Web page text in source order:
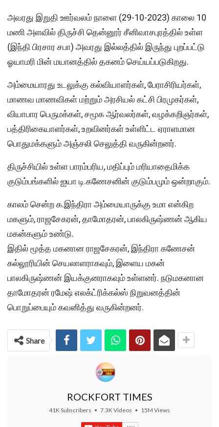
அவரது இறுதி ஊர்வலம் நாளை (29-10-2023) காலை 10
மணி அளவில் திருச்சி தென்னூர் சீனிவாசபுரத்தில் உள்ள
(இந்தி பிரசார சபா) அவரது இல்லத்தில் இருந்து புறப்பட்டு
ஓயாமரி மின் மயானத்தில் தகனம் செய்யப்படுகிறது.
அம்மையாரது உடலுக்கு கல்வியாளர்கள், பேராசிரியர்கள்,
மாணவ மாணவிகள் மற்றும் அரசியல் கட்சி பிரமுகர்கள்,
வியாபார பெருமக்கள், சமூக ஆர்வலர்கள், வழக்கறிஞர்கள்,
பத்திரிகையாளர்கள், உறவினர்கள் உள்ளிட்ட ஏராளமான
பொதுமக்களும் அஞ்சலி செலுத்தி வருகின்றனர்.
திருச்சியில் உள்ள பாரம்பரிய, மதிப்பும் மரியாதைமிக்க
குடும்பங்களில் ஐயா டி.கணேசனின் குடும்பமும் ஒன்றாகும்.
காலம் சென்ற க.இந்திரா அம்மையாருக்கு உமா என்கிற
மகளும், ராஜசேகரன், தாமோதரன், பாலகிருஷ்ணன் ஆகிய
மகன்களும் உண்டு.
இதில் மூத்த மகனான ராஜசேகரன், இந்திரா கணேசன்
கல்லூரியின் செயலாளராகவும், இளைய மகன்
பாலகிருஷ்ணன் இயக்குனராகவும் உள்ளனர். நடுமகனான
தாமோதரன் ரமேஷ் எலக்ட்ரிக்கல்ஸ் நிறுவனத்தின்
பொறுப்பையும் கவனித்து வருகின்றனர்.
Share
ROCKFORT TIMES
41K Subscribers • 7.3K Videos • 15M Views